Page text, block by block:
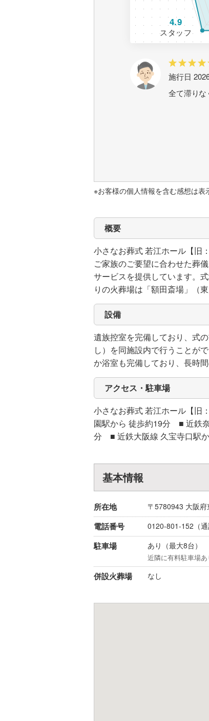
スタッフ
4.9
施行日
全て滞りな
※お客様の個人情報を含む感想は表
概要
小さなお葬式 若江ホール【旧
ご家族のご要望に合わせた葬
サービスを提供しています。
りの火葬場は「額田斎場」（
設備
遺族控室を完備しており、式
し）を同施設内で行うことが
か浴室も完備しており、長時
アクセス・駐車場
小さなお葬式 若江ホール【
園駅から 徒歩約19分 ■ 近鉄
分 ■ 近鉄大阪線 久宝寺口駅
基本情報
所在地 〒5780943 大阪府
電話番号 0120-801-152 （
駐車場 あり（最大8台）
近隣に有料駐車場あ
併設火葬場 なし